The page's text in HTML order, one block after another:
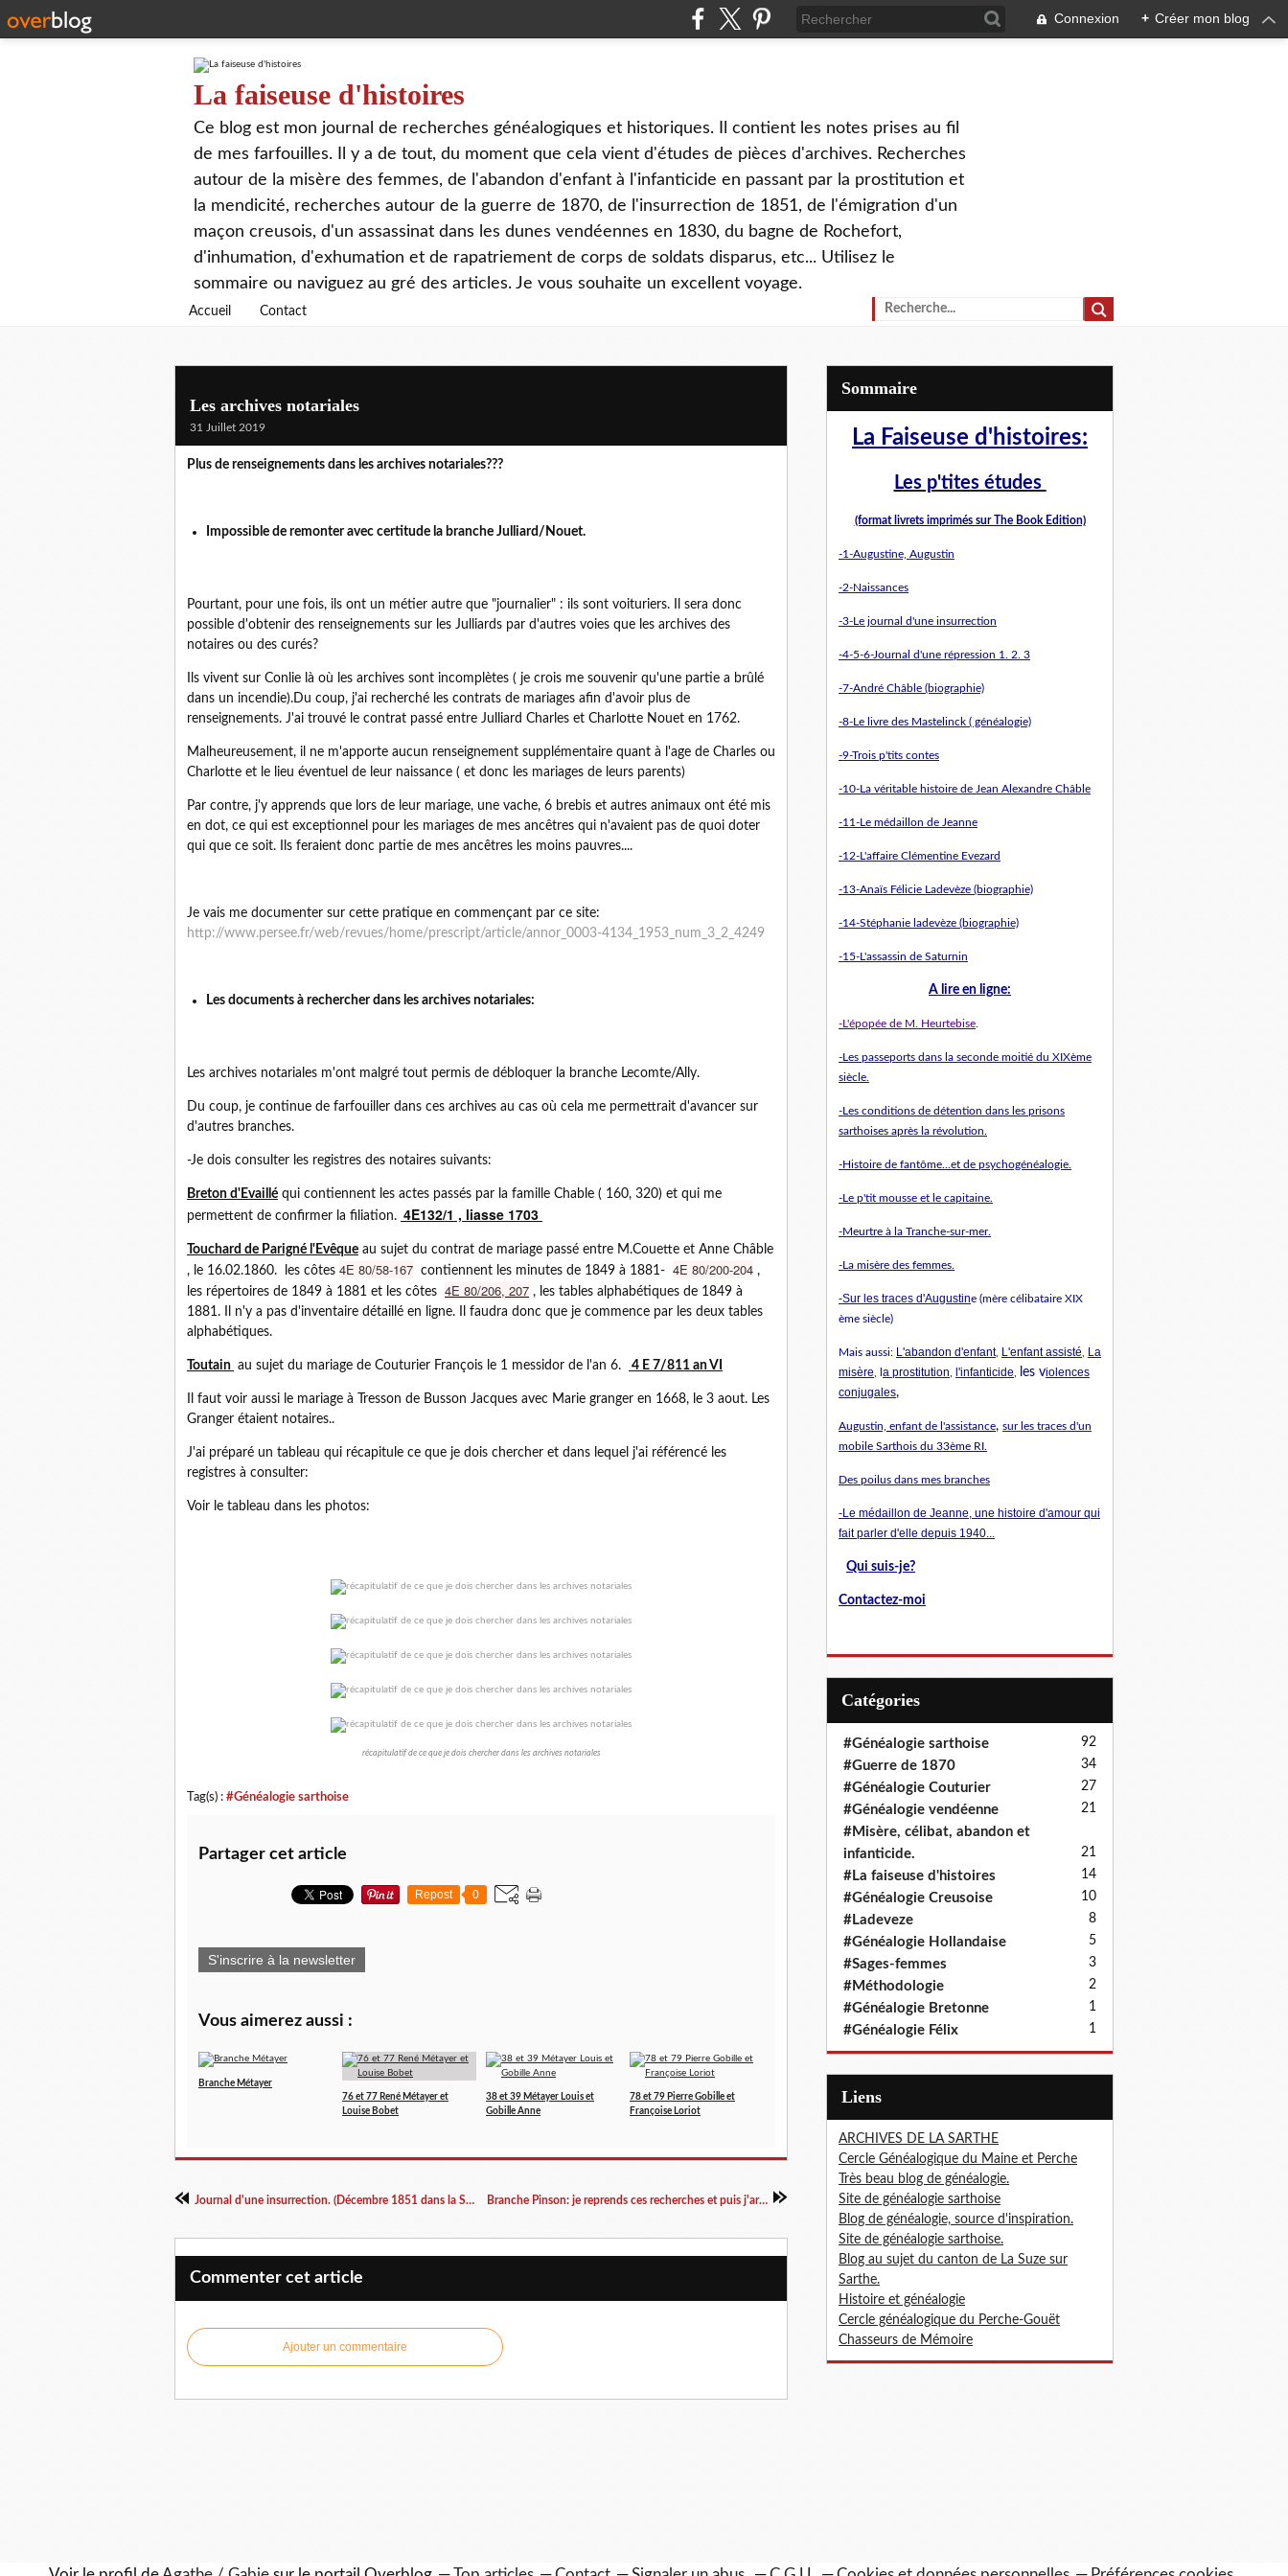
Connexion + Créer mon blog
La faiseuse d'histoires
Ce blog est mon journal de recherches généalogiques et historiques. Il contient les notes prises au fil
de mes farfouilles. Il y a de tout, du moment que cela vient d'études de pièces d'archives. Recherches
autour de la misère des femmes, de l'abandon d'enfant à l'infanticide en passant par la prostitution et
la mendicité, recherches autour de la guerre de 1870, de l'insurrection de 1851, de l'émigration d'un
maçon creusois, d'un assassinat dans les dunes vendéennes en 1830, du bagne de Rochefort,
d'inhumation, d'exhumation et de rapatriement de corps de soldats disparus, etc... Utilisez le
sommaire ou naviguez au gré des articles. Je vous souhaite un excellent voyage.
Accueil Contact
Les archives notariales
31 Juillet 2019
Plus de renseignements dans les archives notariales???
Impossible de remonter avec certitude la branche Julliard/Nouet.
Pourtant, pour une fois, ils ont un métier autre que "journalier" : ils sont voituriers. Il sera donc
possible d'obtenir des renseignements sur les Julliards par d'autres voies que les archives des
notaires ou des curés?
Ils vivent sur Conlie là où les archives sont incomplètes ( je crois me souvenir qu'une partie a brûlé
dans un incendie).Du coup, j'ai recherché les contrats de mariages afin d'avoir plus de
renseignements. J'ai trouvé le contrat passé entre Julliard Charles et Charlotte Nouet en 1762.
Malheureusement, il ne m'apporte aucun renseignement supplémentaire quant à l'age de Charles ou
Charlotte et le lieu éventuel de leur naissance ( et donc les mariages de leurs parents)
Par contre, j'y apprends que lors de leur mariage, une vache, 6 brebis et autres animaux ont été mis
en dot, ce qui est exceptionnel pour les mariages de mes ancêtres qui n'avaient pas de quoi doter
qui que ce soit. Ils feraient donc partie de mes ancêtres les moins pauvres....
Je vais me documenter sur cette pratique en commençant par ce site:
http://www.persee.fr/web/revues/home/prescript/article/annor_0003-4134_1953_num_3_2_4249
Les documents à rechercher dans les archives notariales:
Les archives notariales m'ont malgré tout permis de débloquer la branche Lecomte/Ally.
Du coup, je continue de farfouiller dans ces archives au cas où cela me permettrait d'avancer sur
d'autres branches.
-Je dois consulter les registres des notaires suivants:
Breton d'Evaillé qui contiennent les actes passés par la famille Chable ( 160, 320) et qui me
permettent de confirmer la filiation. 4E132/1 , liasse 1703
Touchard de Parigné l'Evêque au sujet du contrat de mariage passé entre M.Couette et Anne Châble
, le 16.02.1860. les côtes 4E 80/58-167 contiennent les minutes de 1849 à 1881- 4E 80/200-204 ,
les répertoires de 1849 à 1881 et les côtes 4E 80/206, 207 , les tables alphabétiques de 1849 à
1881. Il n'y a pas d'inventaire détaillé en ligne. Il faudra donc que je commence par les deux tables
alphabétiques.
Toutain au sujet du mariage de Couturier François le 1 messidor de l'an 6. 4 E 7/811 an VI
Il faut voir aussi le mariage à Tresson de Busson Jacques avec Marie granger en 1668, le 3 aout. Les
Granger étaient notaires..
J'ai préparé un tableau qui récapitule ce que je dois chercher et dans lequel j'ai référencé les
registres à consulter:
Voir le tableau dans les photos:
récapitulatif de ce que je dois chercher dans les archives notariales
Tag(s) : #Généalogie sarthoise
Partager cet article
Repost 0
S'inscrire à la newsletter
Vous aimerez aussi :
Branche Métayer
76 et 77 René Métayer et
Louise Bobet
38 et 39 Métayer Louis et
Gobille Anne
78 et 79 Pierre Gobille et
Françoise Loriot
Journal d'une insurrection. (Décembre 1851 dans la Sarthe) Branche Pinson: je reprends ces recherches et puis j'arrête...
Commenter cet article
Ajouter un commentaire
Sommaire
La Faiseuse d'histoires:
Les p'tites études
(format livrets imprimés sur The Book Edition)
-1-Augustine, Augustin
-2-Naissances
-3-Le journal d'une insurrection
-4-5-6-Journal d'une répression 1. 2. 3
-7-André Châble (biographie)
-8-Le livre des Mastelinck ( généalogie)
-9-Trois p'tits contes
-10-La véritable histoire de Jean Alexandre Châble
-11-Le médaillon de Jeanne
-12-L'affaire Clémentine Evezard
-13-Anaïs Félicie Ladevèze (biographie)
-14-Stéphanie ladevèze (biographie)
-15-L'assassin de Saturnin
A l ire en ligne:
-L'épopée de M. Heurtebise.
-Les passeports dans la seconde moitié du XIXème
siècle.
-Les conditions de détention dans les prisons
sarthoises après la révolution.
-Histoire de fantôme...et de psychogénéalogie.
-Le p'tit mousse et le capitaine.
-Meurtre à la Tranche-sur-mer.
-La misère des femmes.
-Sur les traces d'Augustine (mère célibataire XIX
ème siècle)
Mais aussi: L'abandon d'enfant, L'enfant assisté
La
misère
a prostitution l'infanticide les violences
conjugales,
Augustin, enfant de l'assistance, sur les traces d'un
mobile Sarthois du 33ème RI.
Des poilus dans mes branches
-Le médaillon de Jeanne, une histoire d'amour qui
fait parler d'elle depuis 1940...
Qui suis-je?
Contactez-moi
Catégories
#Généalogie sarthoise 92
#Guerre de 1870 34
#Généalogie Couturier 27
#Généalogie vendéenne 21
#Misère, célibat, abandon et
infanticide.
21
#La faiseuse d'histoires 14
#Généalogie Creusoise 10
#Ladeveze 8
#Généalogie Hollandaise 5
#Sages-femmes 3
#Méthodologie 2
#Généalogie Bretonne 1
#Généalogie Félix 1
Liens
ARCHIVES DE LA SARTHE
Cercle Généalogique du Maine et Perche
Très beau blog de généalogie.
Site de généalogie sarthoise
Blog de généalogie, source d'inspiration.
Site de généalogie sarthoise.
Blog au sujet du canton de La Suze sur
Sarthe.
Histoire et généalogie
Cercle généalogique du Perche-Gouët
Chasseurs de Mémoire